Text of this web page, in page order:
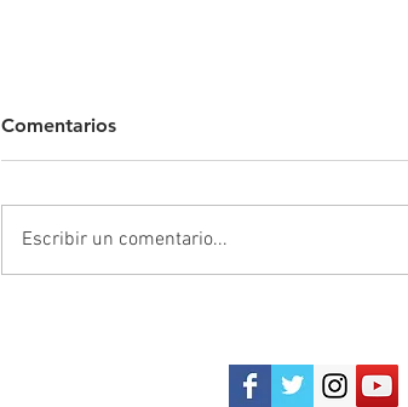
Comentarios
Escribir un comentario...